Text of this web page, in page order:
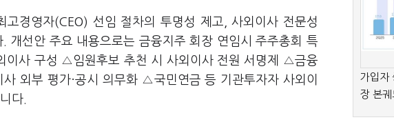
경영자(CEO) 선임 절차의 투명성 제고, 사외이사 전문성
개선안 주요 내용으로는 금융지주 회장 연임시 주주총회 특
이사 구성 △임원후보 추천 시 사외이사 전원 서명제 △금융
외부 평가·공시 의무화 △국민연금 등 기관투자자 사외이
다.
가입자
장 본궤